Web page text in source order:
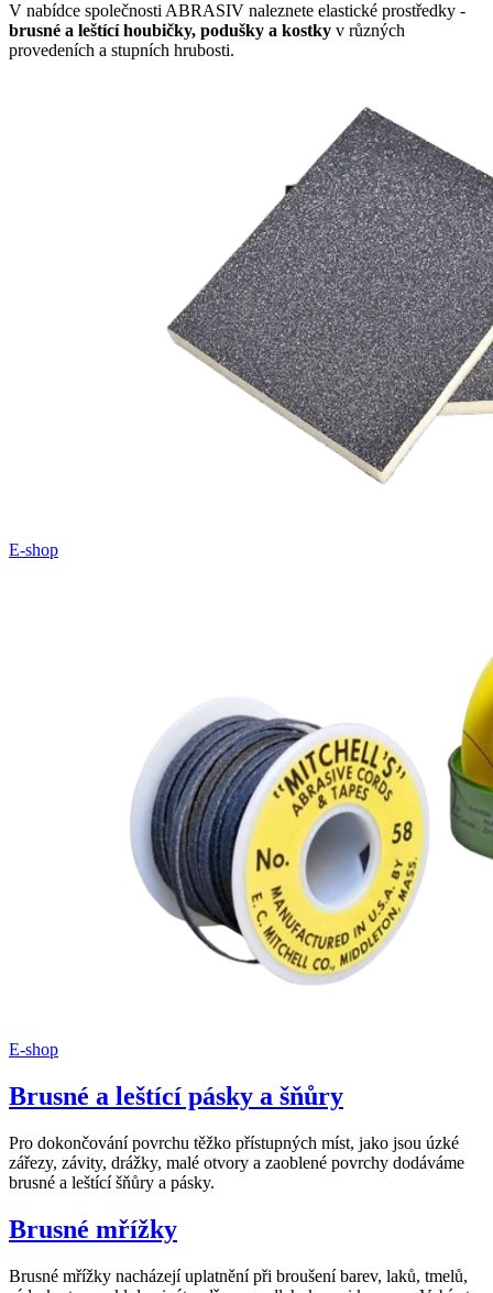
V nabídce společnosti ABRASIV naleznete elastické prostředky -
brusné a leštící houbičky, podušky a kostky v různých
provedeních a stupních hrubosti.
E-shop
E-shop
Brusné a leštící pásky a šňůry
Pro dokončování povrchu těžko přístupných míst, jako jsou úzké
zářezy, závity, drážky, malé otvory a zaoblené povrchy dodáváme
brusné a leštící šňůry a pásky.
Brusné mřížky
Brusné mřížky nacházejí uplatnění při broušení barev, laků, tmelů,